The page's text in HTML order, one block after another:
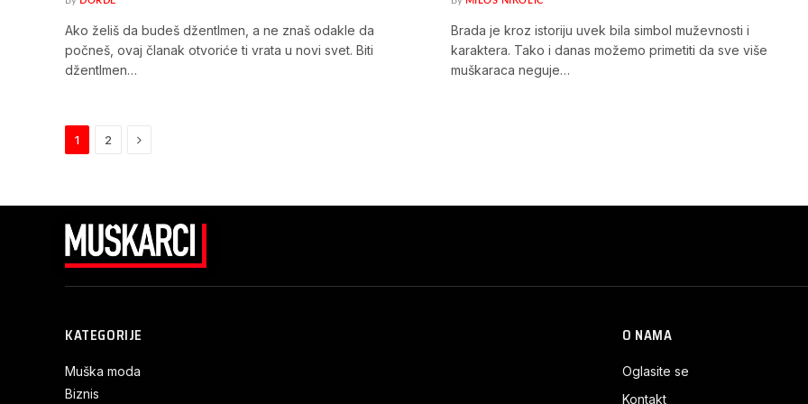
Ako želiš da budeš džentlmen, a ne znaš odakle da
počneš, ovaj članak otvoriće ti vrata u novi svet. Biti
džentlmen…
Brada je kroz istoriju uvek bila simbol muževnosti i
karaktera. Tako i danas možemo primetiti da sve više
muškaraca neguje…
1 2 Next
KATEGORIJE
Muška moda
Biznis
O NAMA
Oglasite se
Kontakt